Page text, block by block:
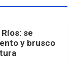
se
y brusco